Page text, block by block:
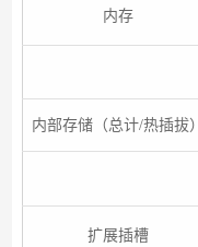
内存
内部存储（总计/热插拔）
扩展插槽